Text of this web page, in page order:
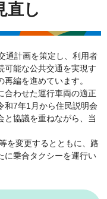
直し
通計画を策定し、利用者
可能な公共交通を実現す
編を進めています。
合わせた運行車両の適正
和7年1月から住民説明会
と協議を重ねながら、当
を変更するとともに、路
に乗合タクシーを運行い